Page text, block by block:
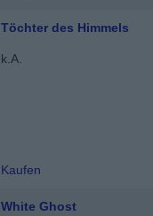
Töchter des Himmels
k.A.
Kaufen
White Ghost